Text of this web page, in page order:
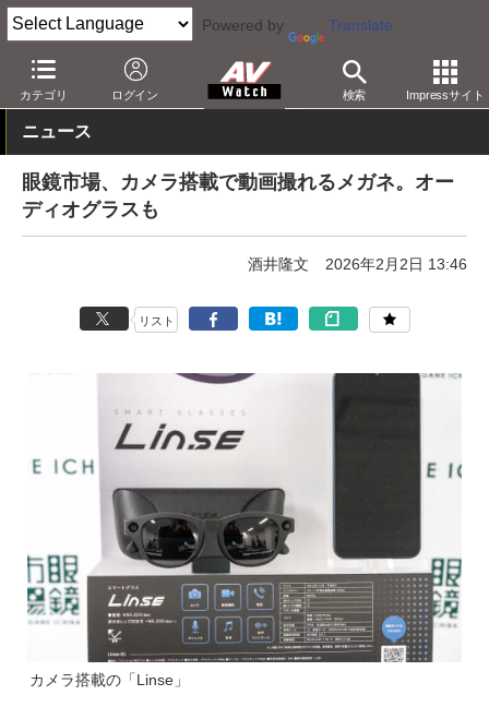
Powered by Translate
カテゴリ ログイン 検索 Impressサイト
AV Watch 製品 HMD/スマートグラス
ニュース
眼鏡市場、カメラ搭載で動画撮れるメガネ。オー
ディオグラスも
酒井隆文 2026年2月2日 13:46
リスト
カメラ搭載の「Linse」